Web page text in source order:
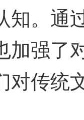
知。通
加强了
对传统